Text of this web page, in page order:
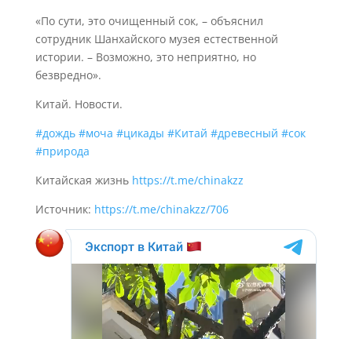
«По сути, это очищенный сок, – объяснил
сотрудник Шанхайского музея естественной
истории. – Возможно, это неприятно, но
безвредно».
Китай. Новости.
#дождь #моча #цикады #Китай #древесный #сок
#природа
Китайская жизнь https://t.me/chinakzz
Источник: https://t.me/chinakzz/706